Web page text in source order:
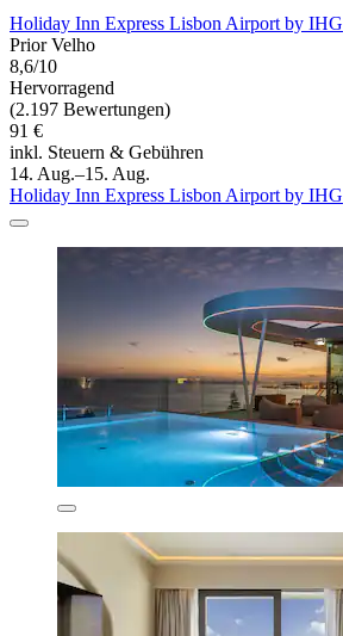
Holiday Inn Express Lisbon Airport by IHG
Prior Velho
8,6/10
Hervorragend
(2.197 Bewertungen)
91 €
inkl. Steuern & Gebühren
14. Aug.–15. Aug.
Holiday Inn Express Lisbon Airport by IHG